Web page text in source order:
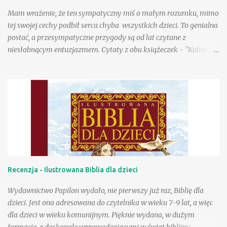
(wyznam, że my właśnie do nich należymy), ale są pewnie tacy,
którzy lubią je, choć tego so...
Mam wrażenie, że ten sympatyczny miś o małym rozumku, mimo
tej swojej cechy podbił serca chyba wszystkich dzieci. To genialna
postać, a przesympatyczne przygody są od lat czytane z
niesłabnącym entuzjazmem. Cytaty z obu książeczek - "Kubusia
filmów pełnometrażowych, zagościł na przeróżnych gadżetach,
ubraniach, przyborach szkolnych. Tu na ogół wykorzystywany
jest jego wizerunek stworzony w wytwórni Walta Disneya.
Poczciwy, okrąglutki miś w czerwonej koszulce przyciąga przed
odbiorniki rzeszę wiernych małych fanów, a i dorośli chętnie
zerkają na jego przygody, w końcu to rzecz kultowa. Wydana
niedawno przez Egmont "Wielka księga opowieści" to
fantastyczna pozycja dla wielbicieli przygód Puchatka. W książce
same przygody to nowe teksty stworzone przez współczesnych
autorów ...
Recenzja - Ilustrowana Biblia dla dzieci
Wydawnictwo Papilon wydało, nie pierwszy już raz, Biblię dla
dzieci. Jest ona adresowana do czytelnika w wieku 7-9 lat, a więc
dla dzieci w wieku komunijnym. Pięknie wydana, w dużym